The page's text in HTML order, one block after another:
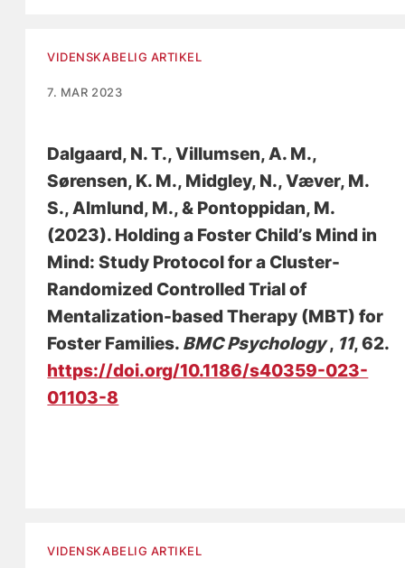
VIDENSKABELIG ARTIKEL
7. MAR 2023
Dalgaard, N. T., Villumsen, A. M.,
Sørensen, K. M., Midgley, N., Væver, M.
S., Almlund, M., & Pontoppidan, M.
(2023). Holding a Foster Child’s Mind in
Mind: Study Protocol for a Cluster-
Randomized Controlled Trial of
Mentalization-based Therapy (MBT) for
Foster Families. BMC Psychology, 11, 62.
https://doi.org/10.1186/s40359-023-
01103-8
VIDENSKABELIG ARTIKEL